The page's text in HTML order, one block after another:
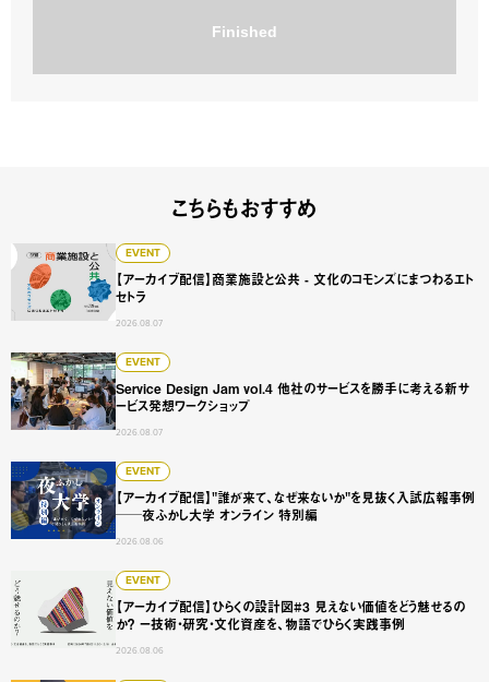
Finished
こちらもおすすめ
EVENT
【アーカイブ配信】商業施設と公共 - 文化のコモンズにまつわるエト
セトラ
2026.08.07
【アーカイブ配信】商業施設と公共 - 文化のコモンズにまつ
EVENT
Service Design Jam vol.4 他社のサービスを勝手に考える新サ
ービス発想ワークショップ
2026.08.07
Service Design Jam vol.4 他社のサービスを勝手に考える
EVENT
【アーカイブ配信】"誰が来て、なぜ来ないか"を見抜く入試広報事例
──夜ふかし大学 オンライン 特別編
2026.08.06
【アーカイブ配信】"誰が来て、なぜ来ないか"を見抜く入
EVENT
【アーカイブ配信】ひらくの設計図#3 見えない価値をどう魅せるの
か？ ー技術・研究・文化資産を、物語でひらく実践事例
2026.08.06
【アーカイブ配信】ひらくの設計図#3 見えない価値をどう